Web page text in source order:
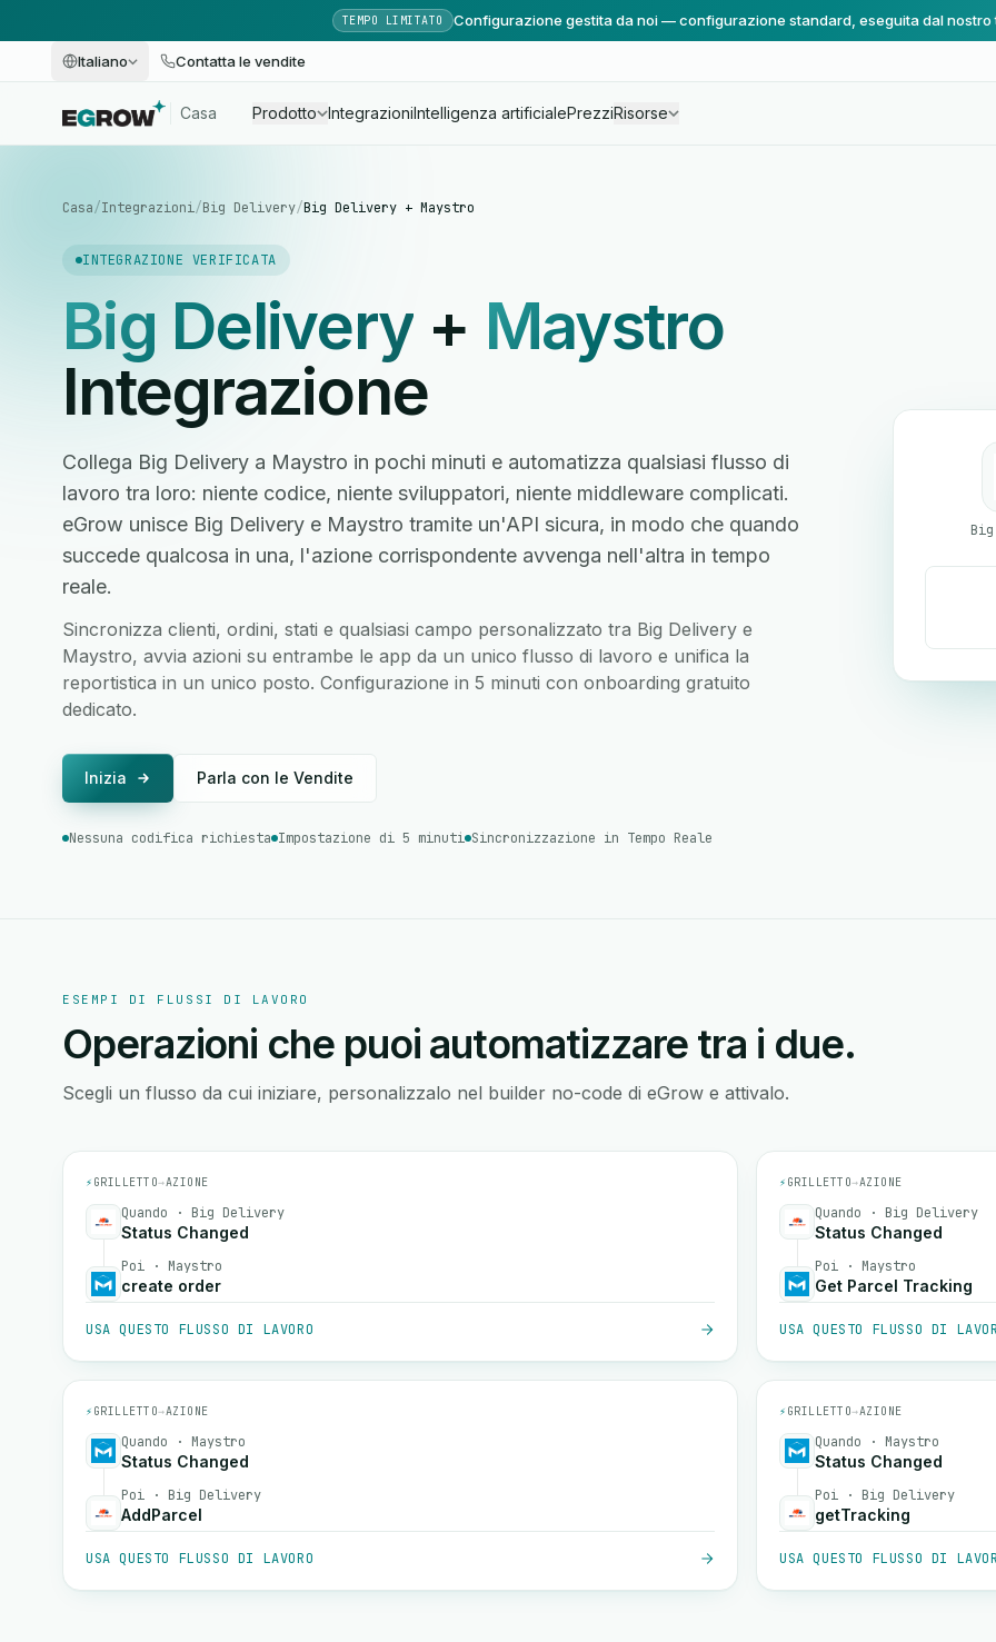
TEMPO LIMITATO Configurazione gestita da noi — configurazione standard, eseguita dal nostro
Italiano Contatta le vendite
Casa Prodotto IntegrazioniIntelligenza artificialePrezziRisorse
Casa/Integrazioni/Big Delivery/Big Delivery + Maystro
INTEGRAZIONE VERIFICATA
Big Delivery + Maystro
Integrazione
Collega Big Delivery a Maystro in pochi minuti e automatizza qualsiasi flusso di
lavoro tra loro: niente codice, niente sviluppatori, niente middleware complicati.
eGrow unisce Big Delivery e Maystro tramite un'API sicura, in modo che quando
succede qualcosa in una, l'azione corrispondente avvenga nell'altra in tempo
reale.
Sincronizza clienti, ordini, stati e qualsiasi campo personalizzato tra Big Delivery e
Maystro, avvia azioni su entrambe le app da un unico flusso di lavoro e unifica la
reportistica in un unico posto. Configurazione in 5 minuti con onboarding gratuito
dedicato.
Inizia Parla con le Vendite
Nessuna codifica richiesta Impostazione di 5 minuti Sincronizzazione in Tempo Reale
ESEMPI DI FLUSSI DI LAVORO
Operazioni che puoi automatizzare tra i due.
Scegli un flusso da cui iniziare, personalizzalo nel builder no-code di eGrow e attivalo.
⚡ GRILLETTO→AZIONE
Quando · Big Delivery
Status Changed
Poi · Maystro
create order
USA QUESTO FLUSSO DI LAVORO
⚡ GRILLETTO→AZIONE
Quando · Big Delivery
Status Changed
Poi · Maystro
Get Parcel Tracking
USA QUESTO FLUSSO DI
⚡ GRILLETTO→AZIONE
Quando · Maystro
Status Changed
Poi · Big Delivery
AddParcel
USA QUESTO FLUSSO DI LAVORO
⚡ GRILLETTO→AZIONE
Quando · Maystro
Status Changed
Poi · Big Delivery
getTracking
USA QUESTO FLUSSO DI